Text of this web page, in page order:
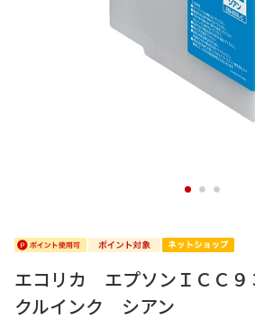
1 2 3
エコリカ エプソンＩＣＣ９
クルインク シアン